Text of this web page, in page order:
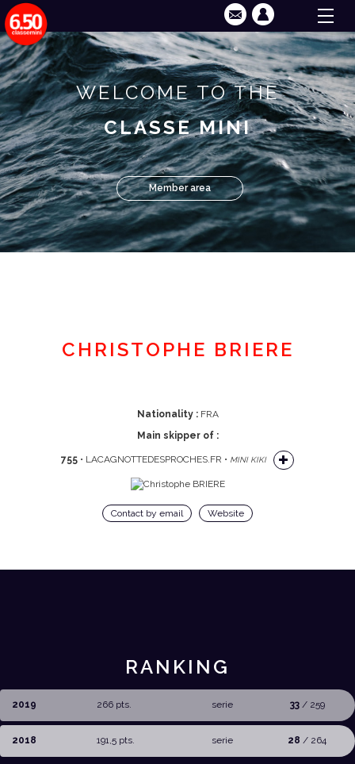
WELCOME TO THE
CLASSE MINI
Member area
CHRISTOPHE BRIERE
Nationality :FRA
Main skipper of :
755 • LACAGNOTTEDESPROCHES.FR • MINI KIKI
Contact by email Website
RANKING
2019 266 pts. serie 33/ 259
2018 191,5 pts. serie 28 / 264